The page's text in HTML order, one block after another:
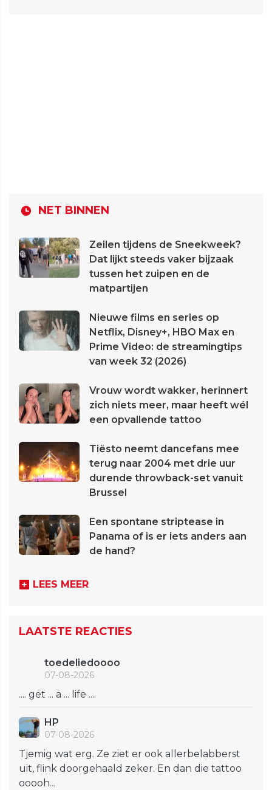
NET BINNEN
Zeilen tijdens de Sneekweek?
Dat lijkt steeds vaker bijzaak
tussen het zuipen en de
matpartijen
Nieuwe films en series op
Netflix, Disney+, HBO Max en
Prime Video: de streamingtips
van week 32 (2026)
Vrouw wordt wakker, herinnert
zich niets meer, maar heeft wél
een opvallende tattoo
Tiësto neemt dancefans mee
terug naar 2004 met drie uur
durende throwback-set vanuit
Brussel
Een spontane striptease in
Panama of is er iets anders aan
de hand?
LEES MEER
LAATSTE REACTIES
toedeliedoooo
07-08-2026
.... get ... a ... life ....
HP
07-08-2026
Tjemig wat erg. Ze ziet er ook allerbelabberst
uit, flink doorgehaald zeker. En dan die tattoo
ooooh...